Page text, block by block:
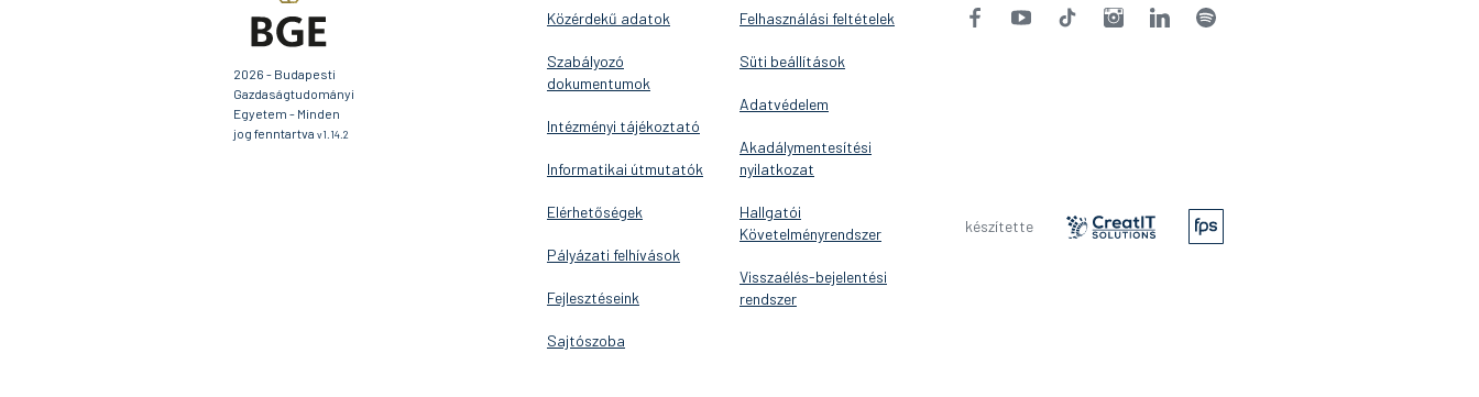
2026 - Budapesti
Gazdaságtudományi
Egyetem - Minden
jog fenntartva v1.14.2
Közérdekű adatok
Szabályozó
dokumentumok
Intézményi tájékoztató
Informatikai útmutatók
Elérhetőségek
Pályázati felhívások
Fejlesztéseink
Sajtószoba
Felhasználási feltételek
Süti beállítások
Adatvédelem
Akadálymentesítési
nyilatkozat
Hallgatói
Követelményrendszer
Visszaélés-bejelentési
rendszer
készítette